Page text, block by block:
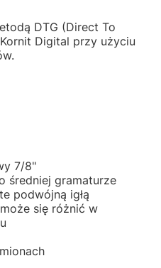
DTG (Direct To
Digital przy użyciu
7/8"
średniej gramaturze
podwójną igłą
się różnić w